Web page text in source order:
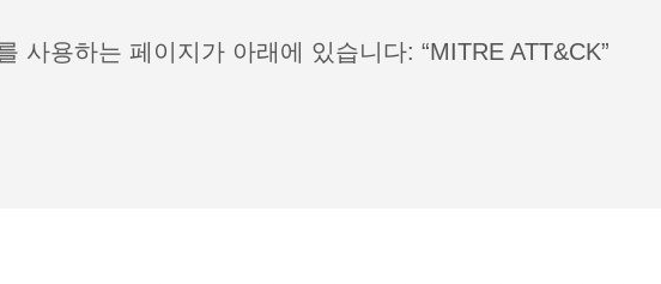
사용하는 페이지가 아래에 있습니다: “MITRE ATT&CK”